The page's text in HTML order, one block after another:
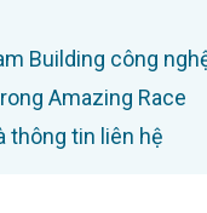
Building công
Amazing Race
thông tin liên hệ